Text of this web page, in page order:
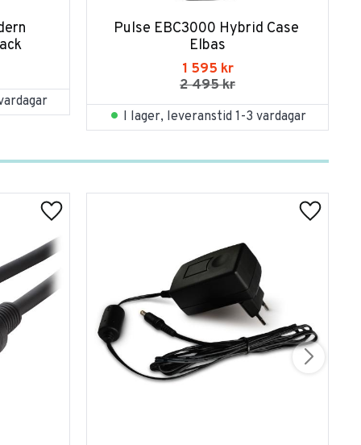
Pulse EBC3000 Hybrid Case
Elbas
1 595 kr
2 495kr
I lager, leveranstid 1-3 vardagar